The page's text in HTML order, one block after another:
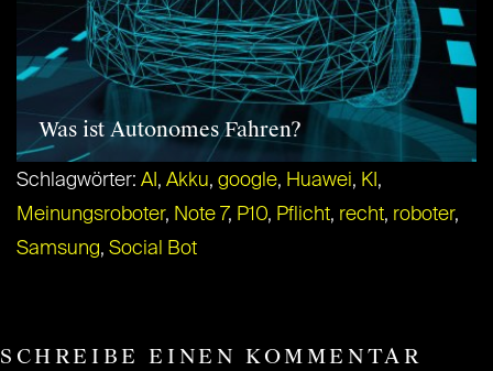
Was ist Autonomes Fahren?
Schlagwörter: AI , Akku, google, Huawei, KI ,
Meinungsroboter, Note 7, P10, Pflicht, recht, roboter,
Samsung, Social Bot
SCHREIBE EINEN KOMMENTAR